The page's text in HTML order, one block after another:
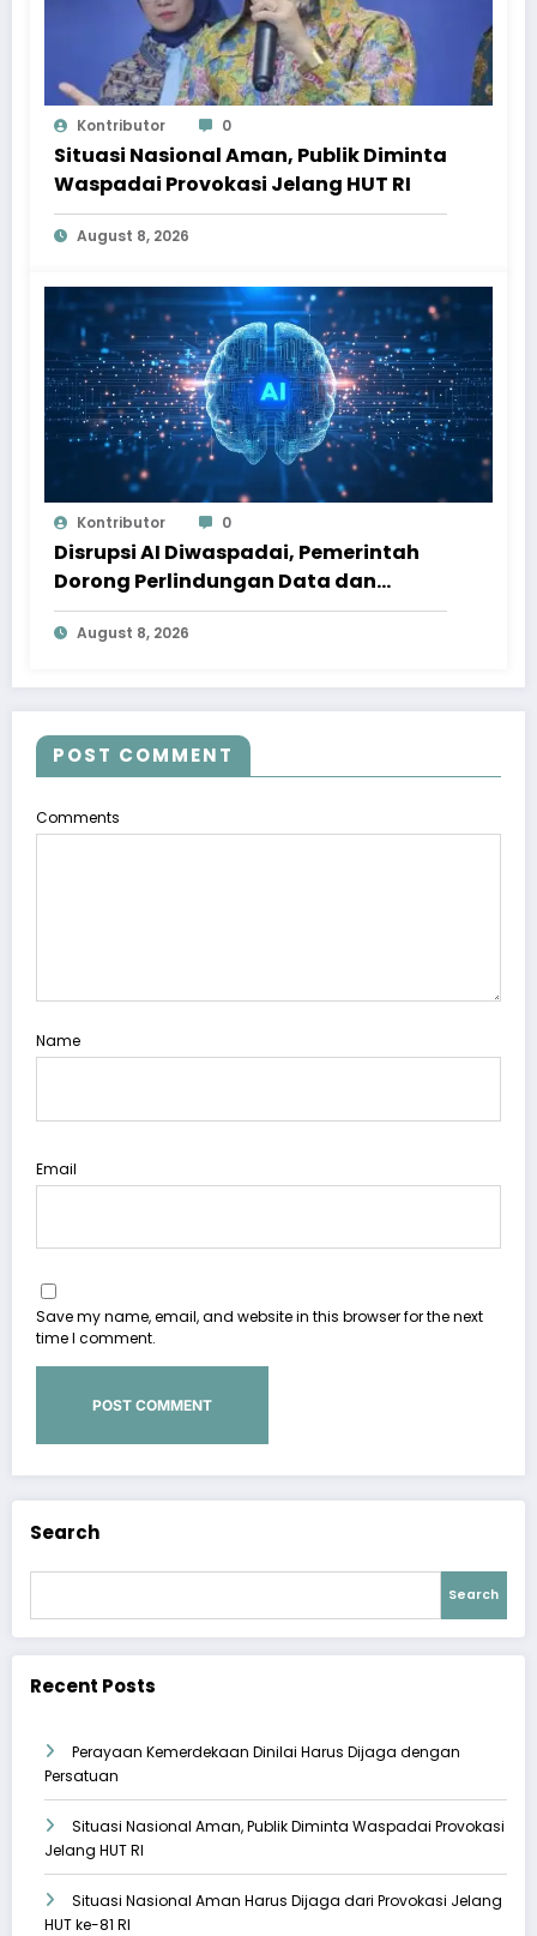
Kontributor 0
Situasi Nasional Aman, Publik Diminta
Waspadai Provokasi Jelang HUT RI
August 8, 2026
Kontributor 0
Disrupsi AI Diwaspadai, Pemerintah
Dorong Perlindungan Data dan
Konten Jurnalistik
August 8, 2026
POST COMMENT
Comments
Name
Email
Save my name, email, and website in this browser for the next
time I comment.
Search
Search
Recent Posts
Perayaan Kemerdekaan Dinilai Harus Dijaga dengan
Persatuan
Situasi Nasional Aman, Publik Diminta Waspadai Provokasi
Jelang HUT RI
Situasi Nasional Aman Harus Dijaga dari Provokasi Jelang
HUT ke-81 RI